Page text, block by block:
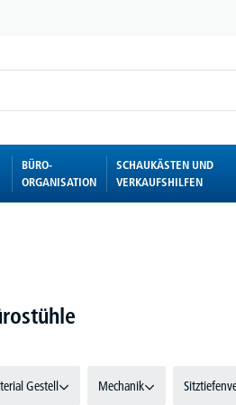
BÜRO-
ORGANISATION
SCHAUKÄSTEN UND
VERKAUFSHILFEN
Gestell Mechanik